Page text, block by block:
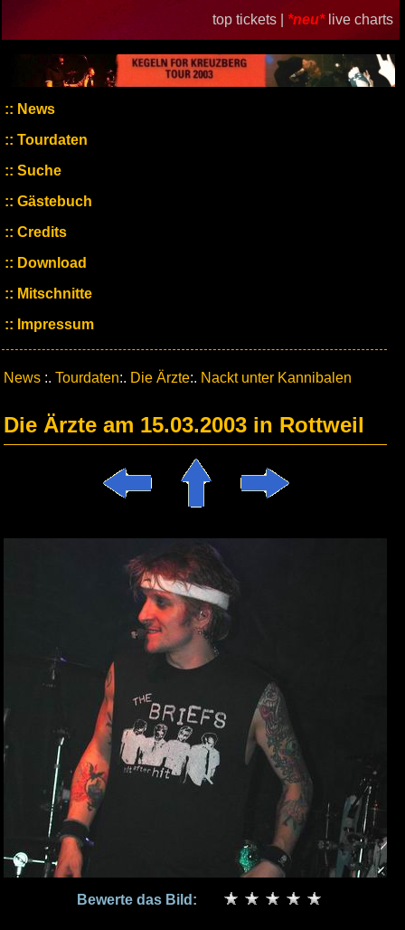
top tickets | *neu* live charts
News
Tourdaten
Suche
Gästebuch
Credits
Download
Mitschnitte
Impressum
News :. Tourdaten:. Die Ärzte:. Nackt unter Kannibalen
Die Ärzte am 15.03.2003 in Rottweil
Bewerte das Bild: